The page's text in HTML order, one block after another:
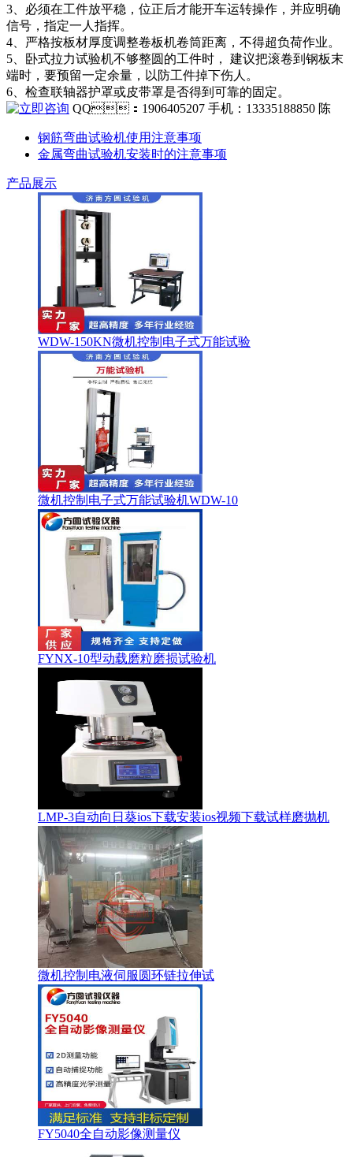
3、必须在工件放平稳，位正后才能开车运转操作，并应明确
信号，指定一人指挥。
4、严格按板材厚度调整卷板机卷筒距离，不得超负荷作业。
5、卧式拉力试验机不够整圆的工件时， 建议把滚卷到钢板末
端时，要预留一定余量，以防工件掉下伤人。
6、检查联轴器护罩或皮带罩是否得到可靠的固定。
QQ：1906405207 手机：13335188850 陈
钢筋弯曲试验机使用注意事项
金属弯曲试验机安装时的注意事项
产品展示
WDW-150KN微机控制电子式万能试验
微机控制电子式万能试验机WDW-10
FYNX-10型动载磨粒磨损试验机
LMP-3自动向日葵ios下载安装ios视频下载试样磨抛机
微机控制电液伺服圆环链拉伸试
FY5040全自动影像测量仪